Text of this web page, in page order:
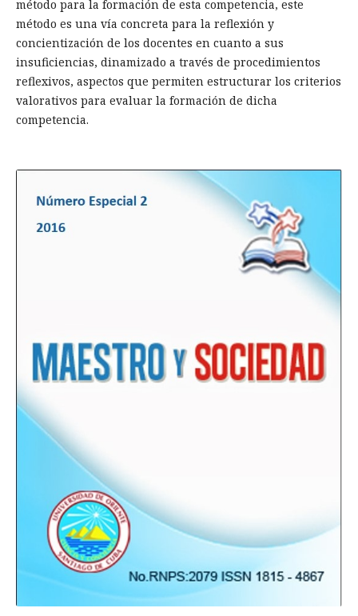
método para la formación de esta competencia, este
método es una vía concreta para la reflexión y
concientización de los docentes en cuanto a sus
insuficiencias, dinamizado a través de procedimientos
reflexivos, aspectos que permiten estructurar los criterios
valorativos para evaluar la formación de dicha
competencia.